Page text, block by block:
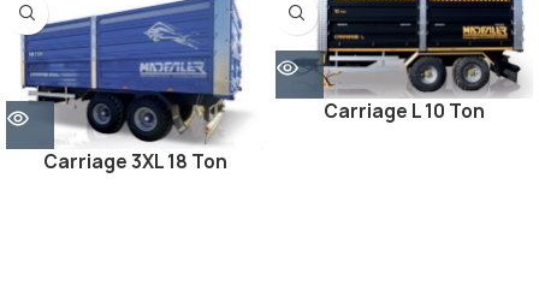
Carriage 3XL 18 Ton
Carriage L 10 Ton